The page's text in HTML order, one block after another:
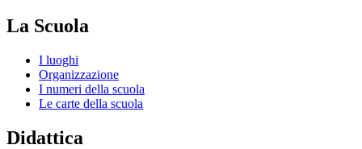
La Scuola
I luoghi
Organizzazione
I numeri della scuola
Le carte della scuola
Didattica